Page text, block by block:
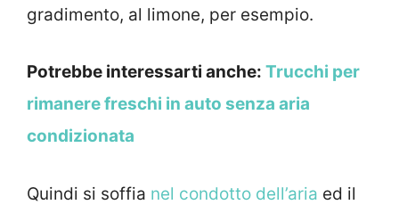
gradimento, al limone, per esempio.
Potrebbe interessarti anche: Trucchi per
rimanere freschi in auto senza aria
condizionata
Quindi si soffia nel condotto dell’aria ed il